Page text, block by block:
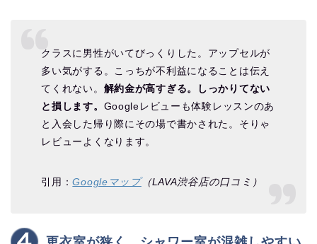
クラスに男性がいてびっくりした。アップセルが
多い気がする。こっちが不利益になることは伝え
てくれない。 解約金が高すぎる。しっかりてない
と損します。 Googleレビューも体験レッスンのあ
と入会した帰り際にその場で書かされた。そりゃ
レビューよくなります。
引用：Googleマップ（LAVA渋谷店の口コミ）